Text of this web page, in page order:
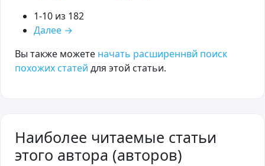
1-10 из 182
Далее →
Вы также можете начать расширеннвй поиск
похожих статей для этой статьи.
Наиболее читаемые статьи
этого автора (авторов)